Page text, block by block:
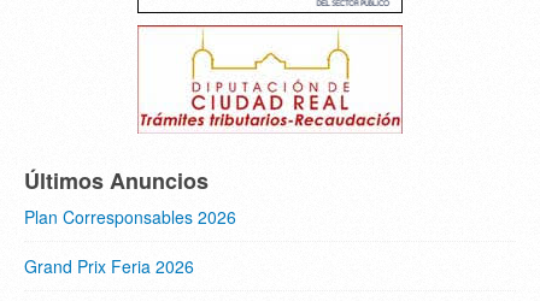
Últimos Anuncios
Plan Corresponsables 2026
Grand Prix Feria 2026